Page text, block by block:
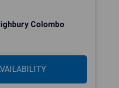
Colombo